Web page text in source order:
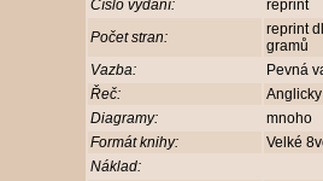
Číslo vydání:
reprint
Počet stran:
reprint
gramů
Vazba:
Pevná
Řeč:
Diagramy:
mnoho
Formát knihy:
Velké
Náklad: